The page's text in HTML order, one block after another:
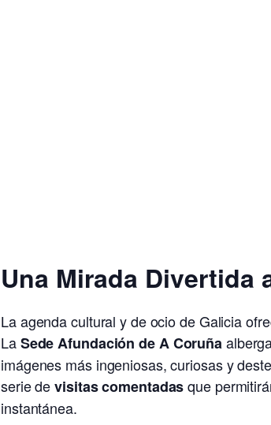
Una Mirada Divertida
La agenda cultural y de ocio de Galicia
LaSede Afundación de A Coruña
imágenes más ingeniosas, curiosas y
serie devisitas comentadasque
instantánea.